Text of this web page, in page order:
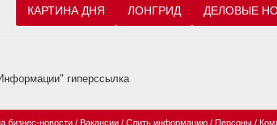
КАРТИНА ДНЯ ЛОНГРИД ДЕЛОВЫЕ
гиперссылка
бизнес-новости / Вакансии / Слить информацию / Персоны /